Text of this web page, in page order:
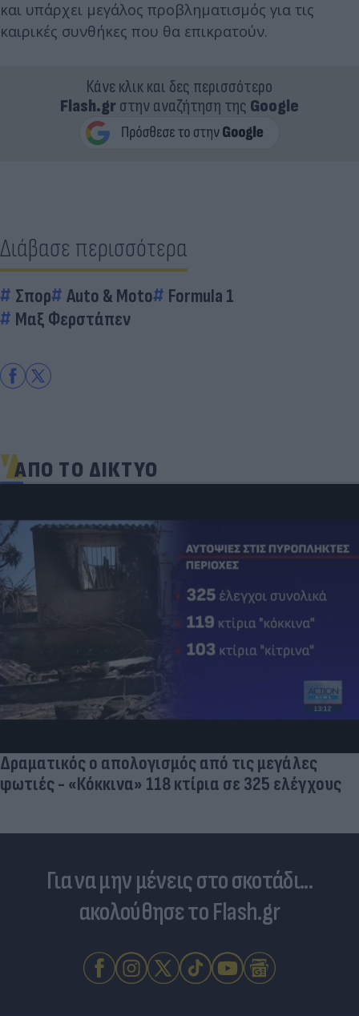
και υπάρχει μεγάλος προβληματισμός για τις
καιρικές συνθήκες που θα επικρατούν.
Κάνε κλικ και δες περισσότερο
Flash.grστην αναζήτηση της Google
Διάβασε περισσότερα
Σπορ Auto & Moto
Formula 1
Μαξ Φερστάπεν
ΑΠΟ ΤΟ ΔΙΚΤΥΟ
Δραματικός ο απολογισμός από τις μεγάλες
φωτιές - «Κόκκινα» 118 κτίρια σε 325 ελέγχους
Για να μην μένεις στο σκοτάδι...
ακολούθησε το Flash.gr